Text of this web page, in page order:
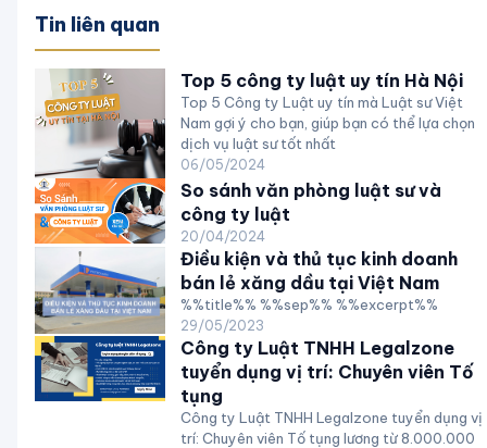
Tin liên quan
Top 5 công ty luật uy tín Hà Nội
Top 5 Công ty Luật uy tín mà Luật sư Việt
Nam gợi ý cho bạn, giúp bạn có thể lựa chọn
dịch vụ luật sư tốt nhất
06/05/2024
So sánh văn phòng luật sư và
công ty luật
20/04/2024
Điều kiện và thủ tục kinh doanh
bán lẻ xăng dầu tại Việt Nam
%%title%% %%sep%% %%excerpt%%
29/05/2023
Công ty Luật TNHH Legalzone
tuyển dụng vị trí: Chuyên viên Tố
tụng
Công ty Luật TNHH Legalzone tuyển dụng vị
trí: Chuyên viên Tố tụng lương từ 8.000.000